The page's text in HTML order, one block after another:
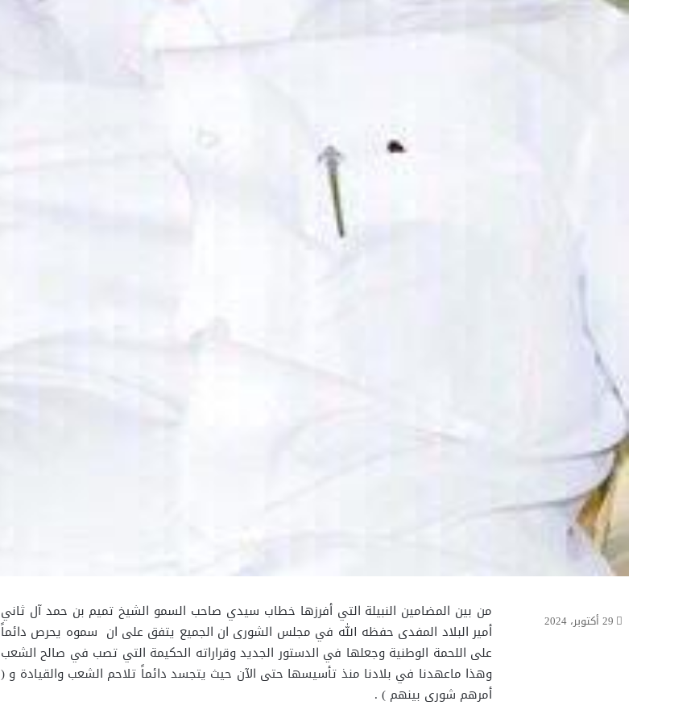
من بين المضامين النبيلة التي أفرزها خطاب سيدي صاحب السمو الشيخ تميم بن حمد آل ثاني
أمير البلاد المفدى حفظه الله في مجلس الشورى ان الجميع يتفق على ان سموه يحرص دائماً
على اللحمة الوطنية وجعلها في الدستور الجديد وقراراته الحكيمة التي تصب في صالح الشعب
وهذا ماعهدنا في بلادنا منذ تأسيسها حتى الآن حيث يتجسد دائماً تلاحم الشعب والقيادة و (
أمرهم شورى بينهم ) .
29 أكتوبر، 2024